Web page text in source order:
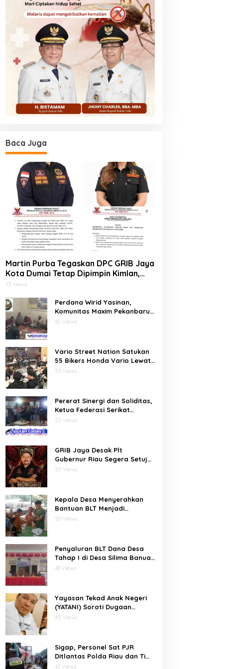
Baca Juga
Martin Purba Tegaskan DPC GRIB Jaya
Kota Dumai Tetap Dipimpin Kimlan,
Dukung Mandat DPP kepada Agus
73 Views
Perdana Wirid Yasinan,
Komunitas Maxim Pekanbaru
Bersatu (MPB) Pererat
60 Views
Vario Street Nation Satukan
55 Bikers Honda Vario Lewat
Riding Malam di Batam
53 Views
Pererat Sinergi dan Soliditas,
Ketua Federasi Serikat
Pariwisata dan Ekonomi
52 Views
GRIB Jaya Desak Plt
Gubernur Riau Segera Setujui
Penambahan Kuota SPMB,
50 Views
Kepala Desa Menyerahkan
Bantuan BLT Menjadi
Harapan Besar Bagi Desa
50 Views
Penyaluran BLT Dana Desa
Tahap I di Desa Silima Banua
Marit Berjalan Lancar
48 Views
Yayasan Tekad Anak Negeri
(YATANI) Soroti Dugaan
Inkonsistensi Data Gambut
45 Views
Sigap, Personel Sat PJR
Ditlantas Polda Riau dan Tim
Lalin HK Berjibaku
43 Views